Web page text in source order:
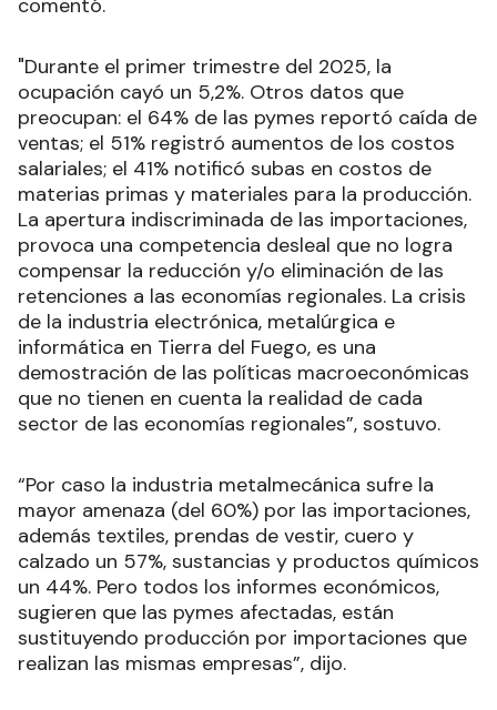
comentó.
"Durante el primer trimestre del 2025, la
ocupación cayó un 5,2%. Otros datos que
preocupan: el 64% de las pymes reportó caída de
ventas; el 51% registró aumentos de los costos
salariales; el 41% notificó subas en costos de
materias primas y materiales para la producción.
La apertura indiscriminada de las importaciones,
provoca una competencia desleal que no logra
compensar la reducción y/o eliminación de las
retenciones a las economías regionales. La crisis
de la industria electrónica, metalúrgica e
informática en Tierra del Fuego, es una
demostración de las políticas macroeconómicas
que no tienen en cuenta la realidad de cada
sector de las economías regionales”, sostuvo.
“Por caso la industria metalmecánica sufre la
mayor amenaza (del 60%) por las importaciones,
además textiles, prendas de vestir, cuero y
calzado un 57%, sustancias y productos químicos
un 44%. Pero todos los informes económicos,
sugieren que las pymes afectadas, están
sustituyendo producción por importaciones que
realizan las mismas empresas”, dijo.